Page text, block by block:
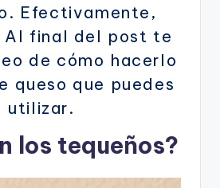
Efectivamente,
Al final del post te
de cómo hacerlo
queso que puedes
utilizar.
los tequeños?